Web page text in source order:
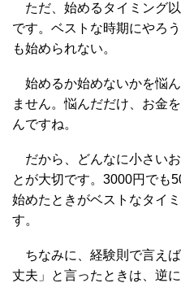
ただ、始めるタイミング
です。ベストな時期にやろ
も始められない。
始めるか始めないかを悩
ません。悩んだだけ、お金
んですね。
だから、どんなに小さい
とが大切です。3000円でも
始めたときがベストなタイ
す。
ちなみに、経験則で言え
丈夫」と言ったときは、逆